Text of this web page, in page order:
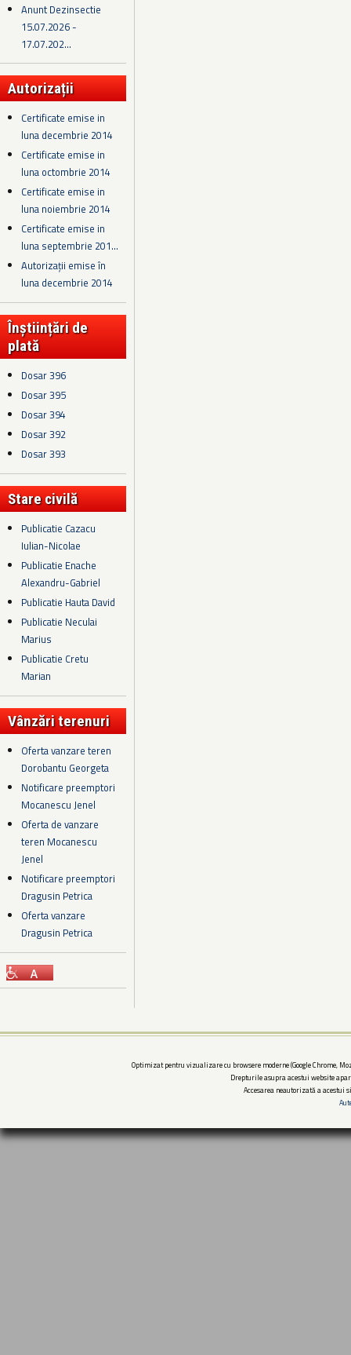
Anunt Dezinsectie
15.07.2026 -
17.07.202...
Autorizații
Certificate emise in
luna decembrie 2014
Certificate emise in
luna octombrie 2014
Certificate emise in
luna noiembrie 2014
Certificate emise in
luna septembrie 201...
Autorizații emise în
luna decembrie 2014
Înștiințări de
plată
Dosar 396
Dosar 395
Dosar 394
Dosar 392
Dosar 393
Stare civilă
Publicatie Cazacu
Iulian-Nicolae
Publicatie Enache
Alexandru-Gabriel
Publicatie Hauta David
Publicatie Neculai
Marius
Publicatie Cretu
Marian
Vânzări terenuri
Oferta vanzare teren
Dorobantu Georgeta
Notificare preemptori
Mocanescu Jenel
Oferta de vanzare
teren Mocanescu
Jenel
Notificare preemptori
Dragusin Petrica
Oferta vanzare
Dragusin Petrica
Optimizat pentru vizualizare cu browsere moderne (Google Chrome,
Drepturile asupra acestui website
Accesarea neautorizată a acestui